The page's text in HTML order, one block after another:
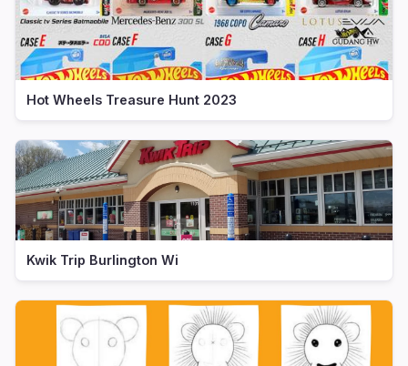
Hot Wheels Treasure Hunt 2023
Kwik Trip Burlington Wi